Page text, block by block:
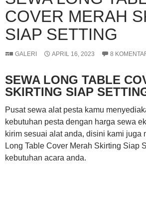
COVER MERAH
SIAP SETTING
GALERI APRIL 16, 2023 8
SEWA LONG TABLE
SKIRTING SIAP
Pusat sewa alat pesta kamu
kebutuhan pesta dengan harga sewa
kirim sesuai alat anda, disini kami juga
Long Table Cover Merah Skirting Siap
kebutuhan acara anda.